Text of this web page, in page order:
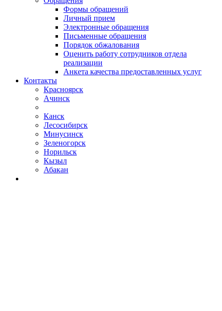
Формы обращений
Личный прием
Электронные обращения
Письменные обращения
Порядок обжалования
Оценить работу сотрудников отдела
реализации
Анкета качества предоставленных услуг
Контакты
Красноярск
Ачинск
Канск
Лесосибирск
Минусинск
Зеленогорск
Норильск
Кызыл
Абакан